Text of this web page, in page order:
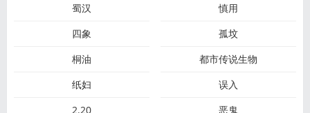
蜀汉
慎用
四象
孤坟
桐油
都市传说生物
纸妇
误入
2.20
恶鬼